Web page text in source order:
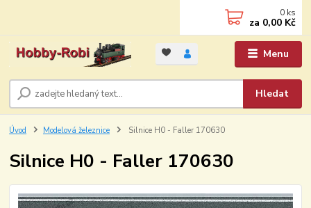
Menu
Hledat
0 ks
za 0,00 Kč
Úvod Modelová železnice Silnice H0 - Faller 170630
Silnice H0 - Faller 170630